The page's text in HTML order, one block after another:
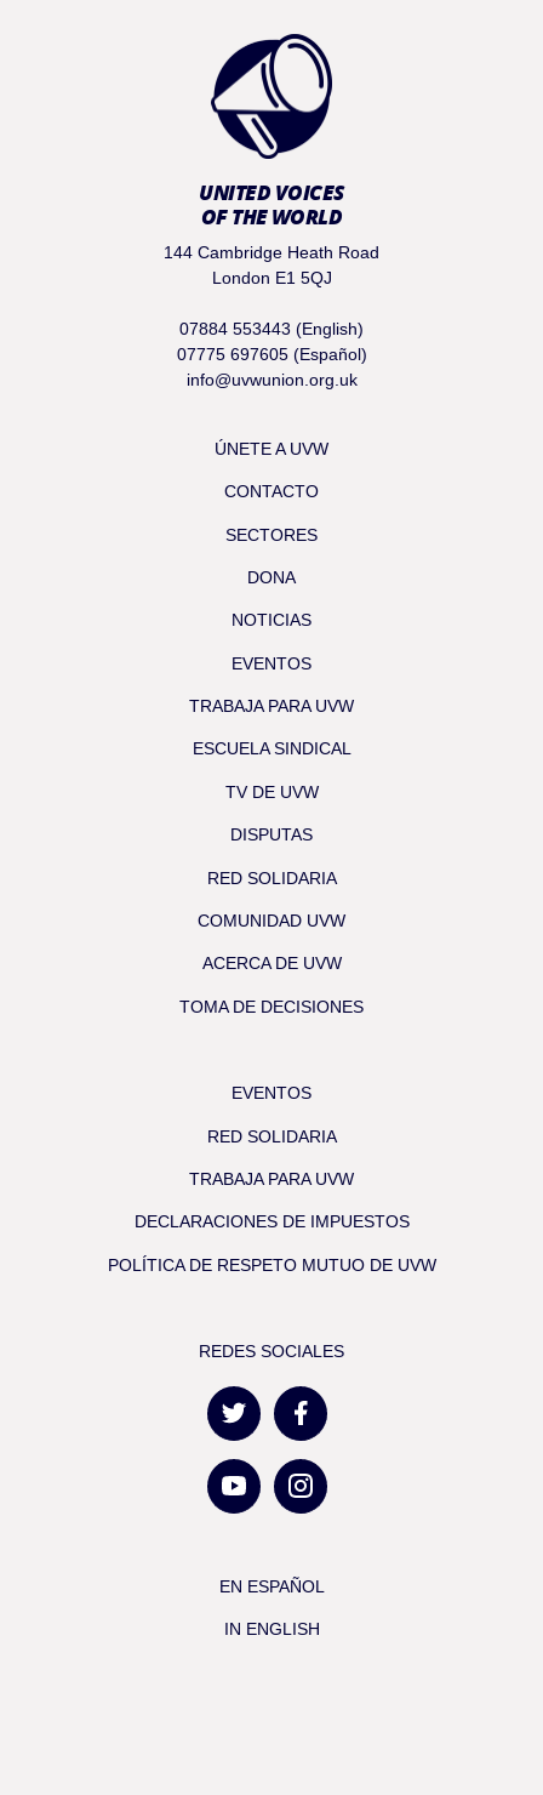
UNITED VOICES
OF THE WORLD
144 Cambridge Heath Road
London E1 5QJ
07884 553443 (English)
07775 697605 (Español)
info@uvwunion.org.uk
ÚNETE A UVW
CONTACTO
SECTORES
DONA
NOTICIAS
EVENTOS
TRABAJA PARA UVW
ESCUELA SINDICAL
TV DE UVW
DISPUTAS
RED SOLIDARIA
COMUNIDAD UVW
ACERCA DE UVW
TOMA DE DECISIONES
EVENTOS
RED SOLIDARIA
TRABAJA PARA UVW
DECLARACIONES DE IMPUESTOS
POLÍTICA DE RESPETO MUTUO DE UVW
REDES SOCIALES
EN ESPAÑOL
IN ENGLISH